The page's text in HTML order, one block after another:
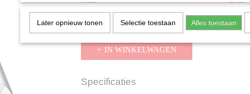
IN WINKELWAGEN
Specificaties
Later opnieuw tonen Selectie toestaan Alles toestaan